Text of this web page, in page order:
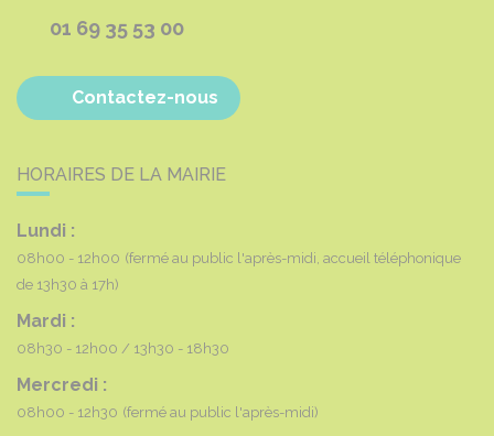
01 69 35 53 00
Contactez-nous
HORAIRES DE LA MAIRIE
Lundi :
08h00 - 12h00 (fermé au public l'après-midi, accueil téléphonique
de 13h30 à 17h)
Mardi :
08h30 - 12h00 13h30 - 18h30
Mercredi :
08h00 - 12h30 (fermé au public l'après-midi)